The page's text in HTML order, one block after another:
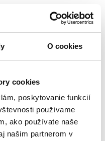
O cookies
cookies
poskytovanie funkcií
používame
ako používate naše
našim partnerom v